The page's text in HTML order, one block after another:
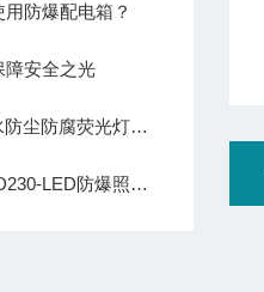
防爆配电箱？
障安全之光
荧光灯的清洁与保养方法
LED防爆照明灯